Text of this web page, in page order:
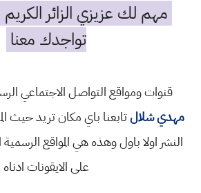
مهم لك عزيزي الزائر
تواجدك معنا
قنوات ومواقع التواصل الاجتماعي
مهدي شلالتابعنا باي مكان تريد حيث
النشر اولا باول وهذه هي المواقع
على الايقونات ادناه